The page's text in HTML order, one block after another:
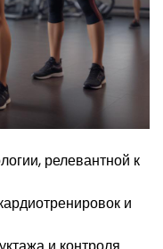
релевантной к
и